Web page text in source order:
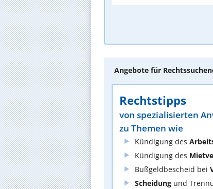
Angebote für
Rechtstipps
von spezialisierten
zu Themen wie
Kündigung des
Kündigung des
Bußgeldbescheid bei
Scheidung und